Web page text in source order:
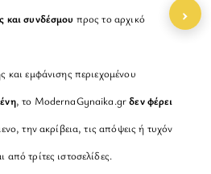
και συνδέσμου προς το αρχικό
και εμφάνισης περιεχομένου
, το ModernaGynaika.grδεν φέρει
την ακρίβεια, τις απόψεις ή τυχόν
τρίτες ιστοσελίδες.
›